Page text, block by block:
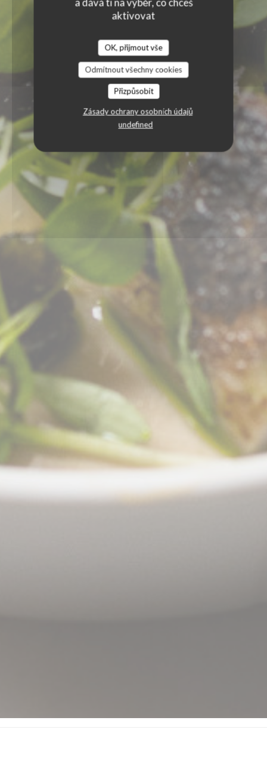
aktivovat
OK, přijmout vše
Odmítnout všechny cookies
Přizpůsobit
Zásady ochrany osobních údajů
undefined